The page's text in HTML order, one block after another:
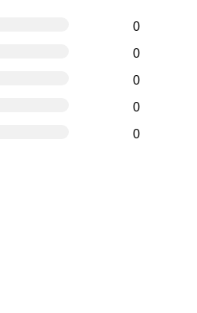
0
0
0
0
0